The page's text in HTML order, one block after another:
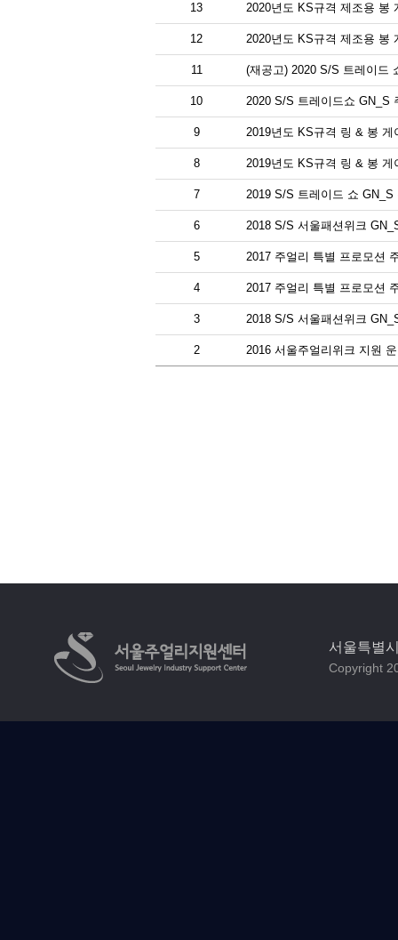
13 2020년도 KS규격 제조용 봉
12 2020년도 KS규격 제조용 봉
11 (재공고) 2020 S/S 트레이드
10 2020 S/S 트레이드쇼 GN_S
9 2019년도 KS규격 링 & 봉
8 2019년도 KS규격 링 & 봉 게
7 2019 S/S 트레이드 쇼
6 2018 S/S 서울패션위크
5 2017 주얼리 특별 프로모션
4 2017 주얼리 특별 프로모션
3 2018 S/S 서울패션위크
2 2016 서울주얼리위크 지원
서울특별
Copyright